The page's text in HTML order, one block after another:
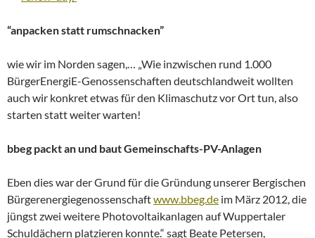
“anpacken statt rumschnacken”
wie wir im Norden sagen,… „Wie inzwischen rund 1.000
BürgerEnergiE-Genossenschaften deutschlandweit wollten
auch wir konkret etwas für den Klimaschutz vor Ort tun, also
starten statt weiter warten!
bbeg packt an und baut Gemeinschafts-PV-Anlagen
Eben dies war der Grund für die Gründung unserer Bergischen
Bürgerenergiegenossenschaftwww.bbeg.de im März 2012, die
jüngst zwei weitere Photovoltaikanlagen auf Wuppertaler
Schuldächern platzieren konnte.“ sagt Beate Petersen,